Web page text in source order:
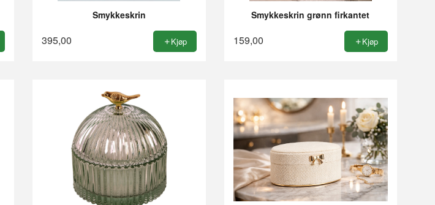
Smykkeskrin
395,00 Kjøp
Smykkeskrin grønn firkantet
159,00 Kjøp